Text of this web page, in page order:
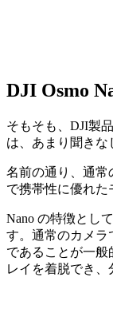
DJI Osmo
そもそも、DJI製
は、あまり聞きな
名前の通り、通常
で携帯性に優れた
Nano の特徴とし
す。通常のカメラ
であることが一般
レイを着脱でき、